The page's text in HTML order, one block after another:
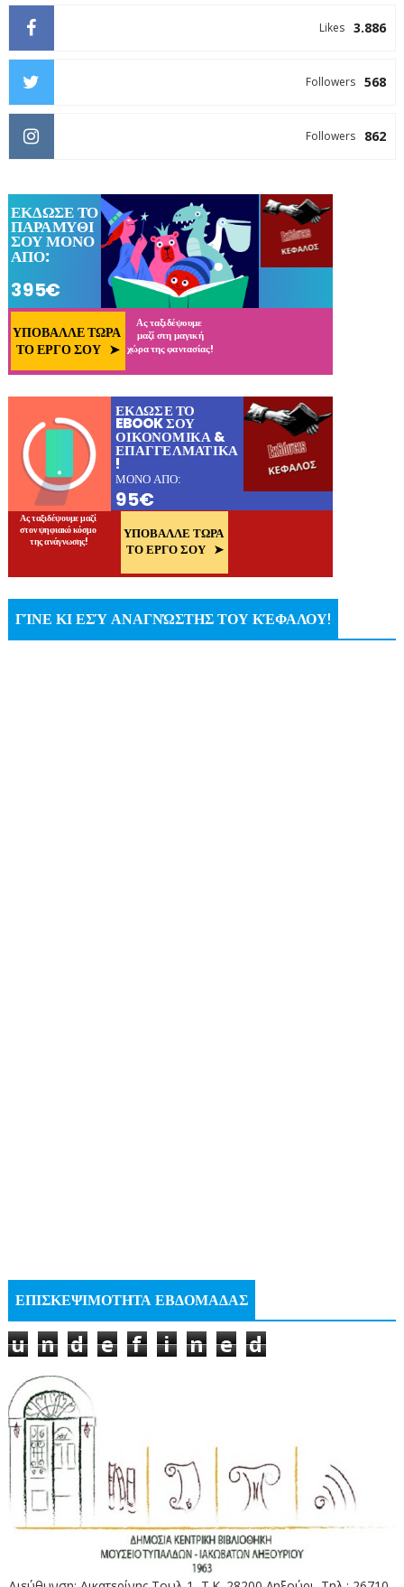
3.886
Likes
568
Followers
862
Followers
ΓΊΝΕ ΚΙ ΕΣΎ ΑΝΑΓΝΏΣΤΗΣ ΤΟΥ ΚΈΦΑΛΟΥ!
ΕΠΙΣΚΕΨΙΜΟΤΗΤΑ ΕΒΔΟΜΑΔΑΣ
u n d e f i n e d